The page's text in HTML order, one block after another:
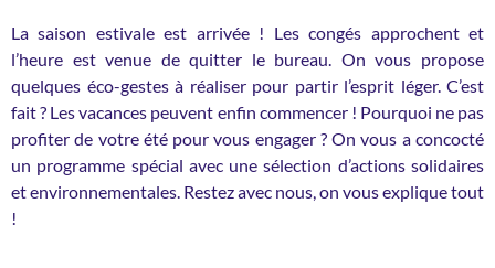
La saison estivale est arrivée ! Les congés approchent et
l’heure est venue de quitter le bureau. On vous propose
quelques éco-gestes à réaliser pour partir l’esprit léger. C’est
fait ? Les vacances peuvent enfin commencer ! Pourquoi ne pas
profiter de votre été pour vous engager ? On vous a concocté
un programme spécial avec une sélection d’actions solidaires
et environnementales. Restez avec nous, on vous explique tout
!